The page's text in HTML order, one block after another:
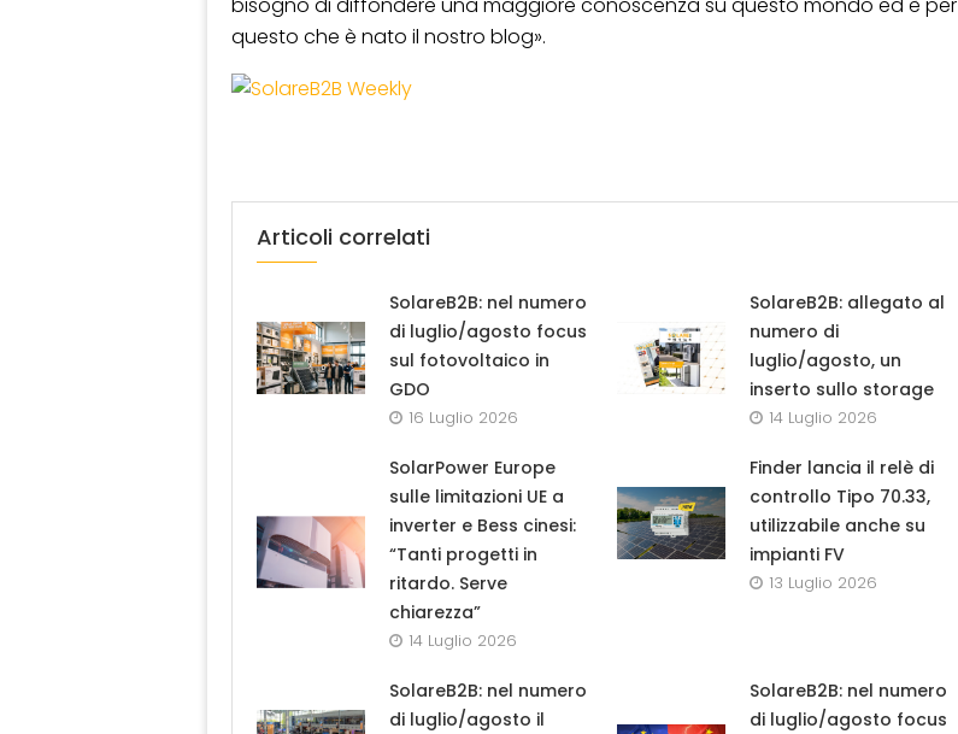
questo che è nato il nostro blog».
Articoli correlati
SolareB2B: nel numero
di luglio/agosto focus
sul fotovoltaico in
GDO
16 Luglio 2026
SolareB2B: allegato al
numero di
luglio/agosto, un
inserto sullo storage
14 Luglio 2026
SolarPower Europe
sulle limitazioni UE a
inverter e Bess cinesi:
“Tanti progetti in
ritardo. Serve
chiarezza”
14 Luglio 2026
Finder lancia il relè di
controllo Tipo 70.33,
utilizzabile anche su
impianti FV
13 Luglio 2026
SolareB2B: nel numero
di luglio/agosto il
SolareB2B: nel numero
di luglio/agosto focus